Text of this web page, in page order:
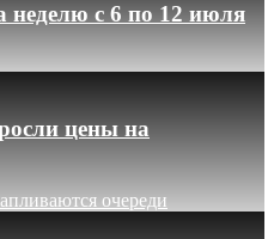
неделю с 6 по 12 июля
цены на
очереди